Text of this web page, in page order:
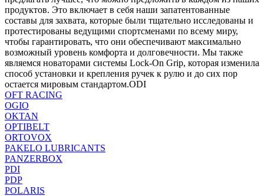
продуктов. Это включает в себя наши запатентованные
составы для захвата, которые были тщательно исследованы и
протестированы ведущими спортсменами по всему миру,
чтобы гарантировать, что они обеспечивают максимально
возможный уровень комфорта и долговечности. Мы также
являемся новаторами системы Lock-On Grip, которая изменила
способ установки и крепления ручек к рулю и до сих пор
остается мировым стандартом.ODI
OFT RACING
OGIO
OKTAN
OPTIBELT
ORTOVOX
PAKELO LUBRICANTS
PANZERBOX
PDI
PDP
POLARIS